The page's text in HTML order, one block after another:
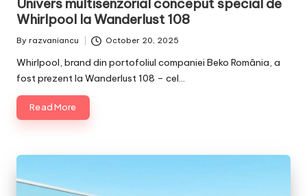
Whirlpool la Wanderlust 108
Posted
By razvaniancu October 20, 2025
Whirlpool, brand din portofoliul companiei Beko România, a
fost prezent la Wanderlust 108 – cel…
Read More